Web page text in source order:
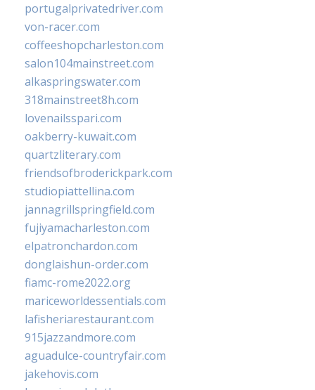
portugalprivatedriver.com
von-racer.com
coffeeshopcharleston.com
salon104mainstreet.com
alkaspringswater.com
318mainstreet8h.com
lovenailsspari.com
oakberry-kuwait.com
quartzliterary.com
friendsofbroderickpark.com
studiopiattellina.com
jannagrillspringfield.com
fujiyamacharleston.com
elpatronchardon.com
donglaishun-order.com
fiamc-rome2022.org
mariceworldessentials.com
lafisheriarestaurant.com
915jazzandmore.com
aguadulce-countryfair.com
jakehovis.com